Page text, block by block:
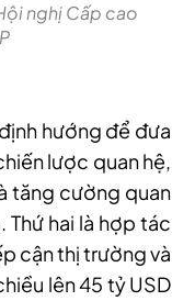
nghị Cấp cao
hướng để đưa
lược quan hệ,
tăng cường quan
Thứ hai là hợp tác
cận thị trường và
lên 45 tỷ USD